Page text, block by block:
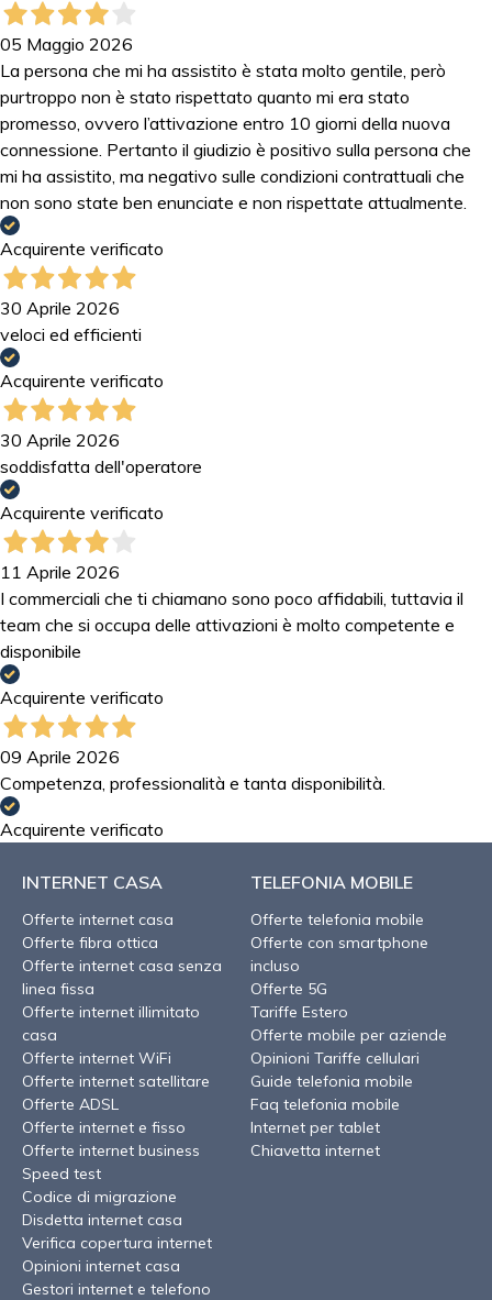
05 Maggio 2026
La persona che mi ha assistito è stata molto gentile, però
purtroppo non è stato rispettato quanto mi era stato
promesso, ovvero l’attivazione entro 10 giorni della nuova
connessione. Pertanto il giudizio è positivo sulla persona che
mi ha assistito, ma negativo sulle condizioni contrattuali che
non sono state ben enunciate e non rispettate attualmente.
Acquirente verificato
30 Aprile 2026
veloci ed efficienti
Acquirente verificato
30 Aprile 2026
soddisfatta dell'operatore
Acquirente verificato
11 Aprile 2026
I commerciali che ti chiamano sono poco affidabili, tuttavia il
team che si occupa delle attivazioni è molto competente e
disponibile
Acquirente verificato
09 Aprile 2026
Competenza, professionalità e tanta disponibilità.
Acquirente verificato
INTERNET CASA
Offerte internet casa
Offerte fibra ottica
Offerte internet casa senza
linea fissa
Offerte internet illimitato
casa
Offerte internet WiFi
Offerte internet satellitare
Offerte ADSL
Offerte internet e fisso
Offerte internet business
Speed test
Codice di migrazione
Disdetta internet casa
Verifica copertura internet
Opinioni internet casa
Gestori internet e telefono
TELEFONIA MOBILE
Offerte telefonia mobile
Offerte con smartphone
incluso
Offerte 5G
Tariffe Estero
Offerte mobile per aziende
Opinioni Tariffe cellulari
Guide telefonia mobile
Faq telefonia mobile
Internet per tablet
Chiavetta internet